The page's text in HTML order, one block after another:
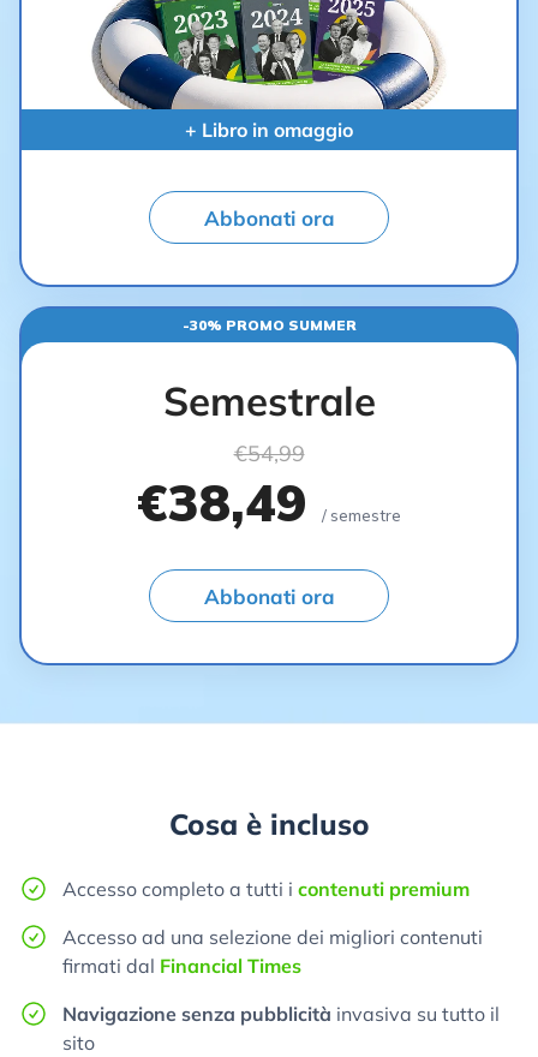
+ Libro in omaggio
Abbonati ora
-30% PROMO SUMMER
Semestrale
€54,99
€38,49 / semestre
Abbonati ora
Cosa è incluso
Accesso completo a tutti i contenuti premium
Accesso ad una selezione dei migliori contenuti
firmati dal Financial Times
Navigazione senza pubblicità invasiva su tutto il
sito